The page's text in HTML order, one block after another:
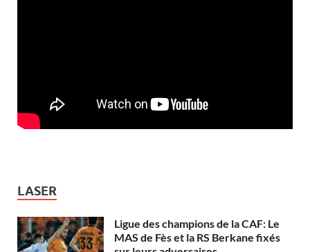
LASER
Ligue des champions de la CAF: Le
MAS de Fès et la RS Berkane fixés